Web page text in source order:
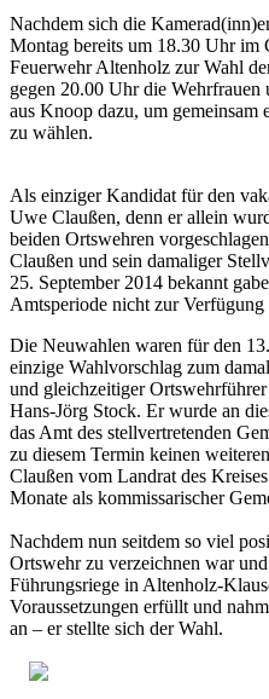
Nachdem sich die
Montag bereits um 18.30 Uhr im
Feuerwehr Altenholz zur Wahl
gegen 20.00 Uhr die
aus Knoop dazu, um gemeinsam
zu wählen.
Als einziger Kandidat für den
Uwe Claußen, denn er allein
beiden Ortswehren
Claußen und sein damaliger
25. September 2014 bekannt
Amtsperiode nicht zur Verfügung
Die Neuwahlen waren für den
einzige Wahlvorschlag zum
und gleichzeitiger
Hans-Jörg Stock. Er wurde an
das Amt des stellvertretenden
zu diesem Termin keinen
Claußen vom Landrat des
Monate als kommissarischer
Nachdem nun seitdem so viel
Ortswehr zu verzeichnen war
Führungsriege in Altenholz-
Voraussetzungen erfüllt und
an – er stellte sich der Wahl.